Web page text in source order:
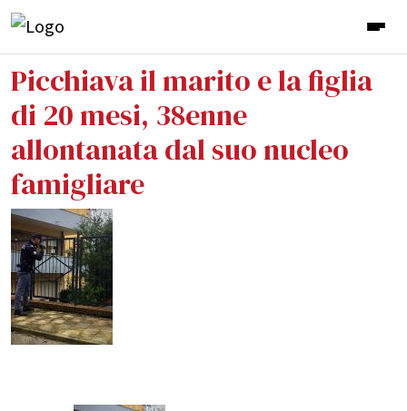
Picchiava il marito e la figlia
di 20 mesi, 38enne
allontanata dal suo nucleo
famigliare